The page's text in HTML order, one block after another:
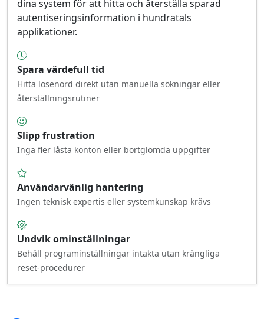
dina system för att hitta och återställa sparad
autentiseringsinformation i hundratals
applikationer.
Spara värdefull tid
Hitta lösenord direkt utan manuella sökningar eller
återställningsrutiner
Slipp frustration
Inga fler låsta konton eller bortglömda uppgifter
Användarvänlig hantering
Ingen teknisk expertis eller systemkunskap krävs
Undvik ominställningar
Behåll programinställningar intakta utan krångliga
reset‑procedurer